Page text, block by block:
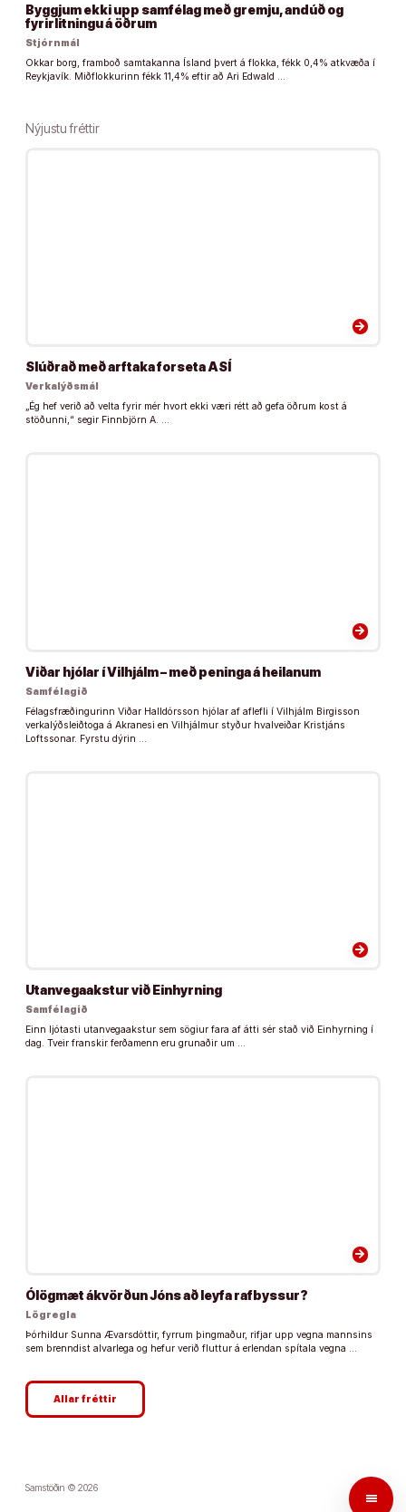
menu
Byggjum ekki upp samfélag með gremju, andúð og
fyrirlitningu á öðrum
Stjórnmál
Okkar borg, framboð samtakanna Ísland þvert á flokka, fékk 0,4% atkvæða í
Reykjavík. Miðflokkurinn fékk 11,4% eftir að Ari Edwald …
Nýjustu fréttir
arrow_forward
Slúðrað með arftaka forseta ASÍ
Verkalýðsmál
„Ég hef verið að velta fyrir mér hvort ekki væri rétt að gefa öðrum kost á
stöðunni,“ segir Finnbjörn A. …
arrow_forward
Viðar hjólar í Vilhjálm – með peninga á heilanum
Samfélagið
Félagsfræðingurinn Viðar Halldórsson hjólar af aflefli í Vilhjálm Birgisson
verkalýðsleiðtoga á Akranesi en Vilhjálmur styður hvalveiðar Kristjáns
Loftssonar. Fyrstu dýrin …
arrow_forward
Utanvegaakstur við Einhyrning
Samfélagið
Einn ljótasti utanvegaakstur sem sögiur fara af átti sér stað við Einhyrning í
dag. Tveir franskir ferðamenn eru grunaðir um …
arrow_forward
Ólögmæt ákvörðun Jóns að leyfa rafbyssur?
Lögregla
Þórhildur Sunna Ævarsdóttir, fyrrum þingmaður, rifjar upp vegna mannsins
sem brenndist alvarlega og hefur verið fluttur á erlendan spítala vegna …
Allar fréttir
Samstöðin © 2026